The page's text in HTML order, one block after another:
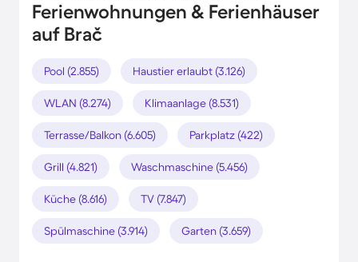
Ferienwohnungen & Ferienhäuser
auf Brač
Pool (2.855) Haustier erlaubt (3.126)
WLAN (8.274) Klimaanlage (8.531)
Terrasse/Balkon (6.605) Parkplatz (422)
Grill (4.821) Waschmaschine (5.456)
Küche (8.616) TV (7.847)
Spülmaschine (3.914) Garten (3.659)